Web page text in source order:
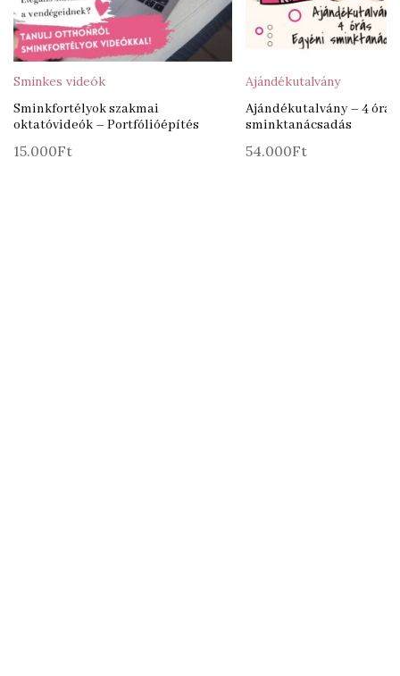
Sminkes videók
Sminkfortélyok szakmai
oktatóvideók – Portfólióépítés
15.000Ft
Ajándékutalvány
Ajándékutalvány – 4 órás
sminktanácsadás
54.000Ft